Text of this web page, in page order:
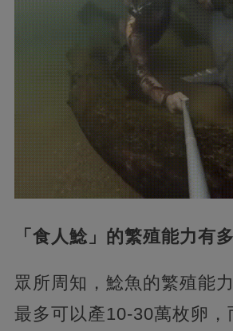
「食人鯰」的繁殖能力有
眾所周知，鯰魚的繁殖能
最多可以產10-30萬枚卵，